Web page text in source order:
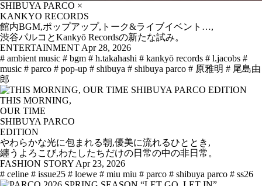
SHIBUYA PARCO ×
KANKYO RECORDS
館内BGM,ポップアップ,トーク&ライブイベント…,
渋谷パルコとKankyō Recordsの新たな試み。
ENTERTAINMENT Apr 28, 2026
# ambient music # bgm # h.takahashi # kankyō records # l.jacobs #
music # parco # pop-up # shibuya # shibuya parco # 原雅明 # 尾島由
郎
THIS MORNING,
OUR TIME
SHIBUYA PARCO
EDITION
やわらかな光に包まれる朝,優美に流れるひととき,
纏うよろこび,わたしたちだけの日常の中の非日常。
FASHION STORY Apr 23, 2026
# celine # issue25 # loewe # miu miu # parco # shibuya parco # ss26